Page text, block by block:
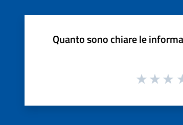
Quanto sono chiare le